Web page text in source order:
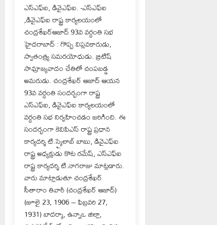
ఎస్ఎఫ్ఐ, డివైఎఫ్ఐ. -ఎస్ఎఫ్ఐ
,డివైఎఫ్ఐ రాష్ట్ర కార్యలయంలో
చంద్రశేఖర్ఆజాద్ 93వ వర్ధంతి సభ
హైదరాబాద్ : గొప్ప విప్లవకారుడు,
స్వాతంత్ర్య సమరయోధుడు. బ్రిటిష్
సామ్రాజ్యవాదం చేతిలో చంపబడ్డ
అమరుడు. చంద్రశేఖర్ ఆజాద్ ఆయన
93వ వర్ధంతి సందర్భంగా రాష్ట్ర
ఎస్ఎఫ్ఐ, డివైఎఫ్ఐ కార్యలయంలో
వర్ధంతి సభ నిర్వహించడం జరిగింది. ఈ
సందర్భంగా కెవిపిఎస్ రాష్ట్ర ప్రధాన
కార్యదర్శి టి.స్కైలాబ్ బాబు, డివైఎఫ్ఐ
రాష్ట్ర అధ్యక్షుడు కొట రమేష్, ఎస్ఎఫ్ఐ
రాష్ట్ర కార్యదర్శి టి.నాగరాజు మాట్లడారు.
వారు మాట్లాడుతూ చంద్రశేఖర్
సీతారాం తివారీ (చంద్రశేఖర్ ఆజాద్)
(జూలై 23, 1906 – ఫిబ్రవరి 27,
1931) బాదర్కా, ఉన్నాఒ జిల్లా,